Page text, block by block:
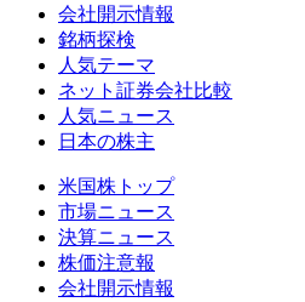
会社開示情報
銘柄探検
人気テーマ
ネット証券会社比較
人気ニュース
日本の株主
米国株トップ
市場ニュース
決算ニュース
株価注意報
会社開示情報